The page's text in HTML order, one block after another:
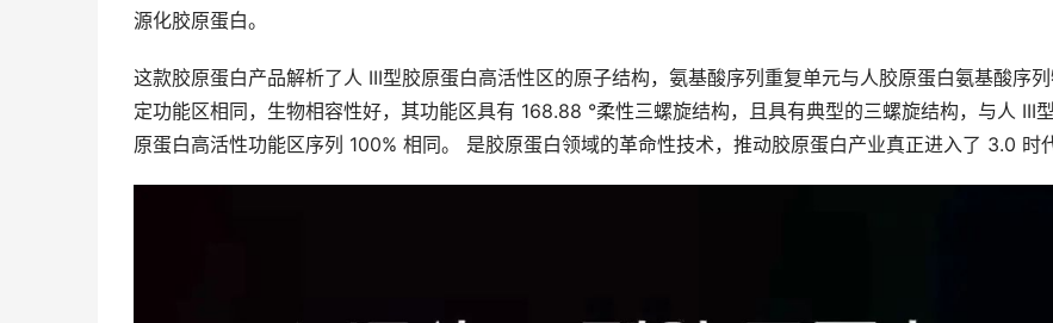
源化胶原蛋白。
这款胶原蛋白产品解析了人 III型胶原蛋白高活性区的原子结构，氨基酸序列重复单元与人胶原蛋白氨基酸序
定功能区相同，生物相容性好，其功能区具有 168.88 °柔性三螺旋结构，且具有典型的三螺旋结构，与人 III
原蛋白高活性功能区序列 100% 相同。 是胶原蛋白领域的革命性技术，推动胶原蛋白产业真正进入了 3.0 时代